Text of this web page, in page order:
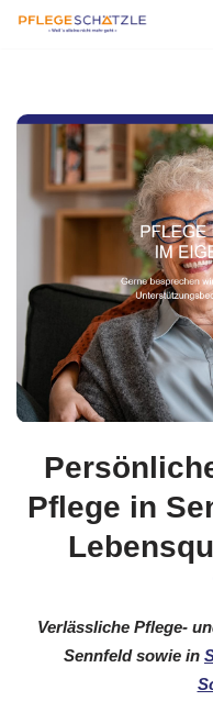
springen
Pflege in
Verlässliche Pflege-
Sennfeld sowie in